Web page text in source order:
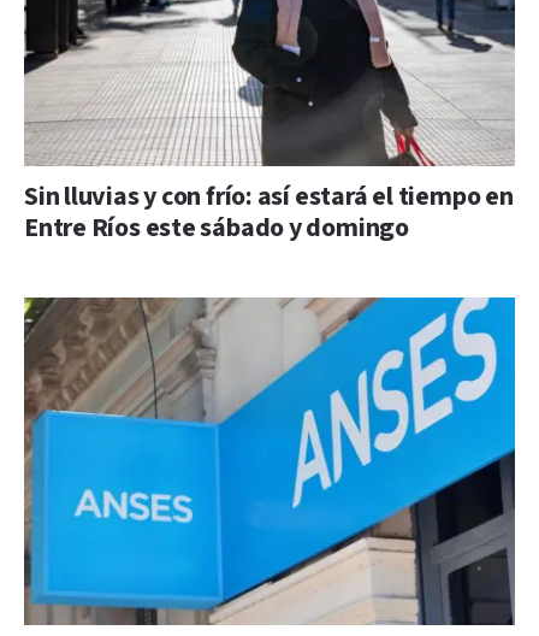
Sin lluvias y con frío: así estará el tiempo en
Entre Ríos este sábado y domingo